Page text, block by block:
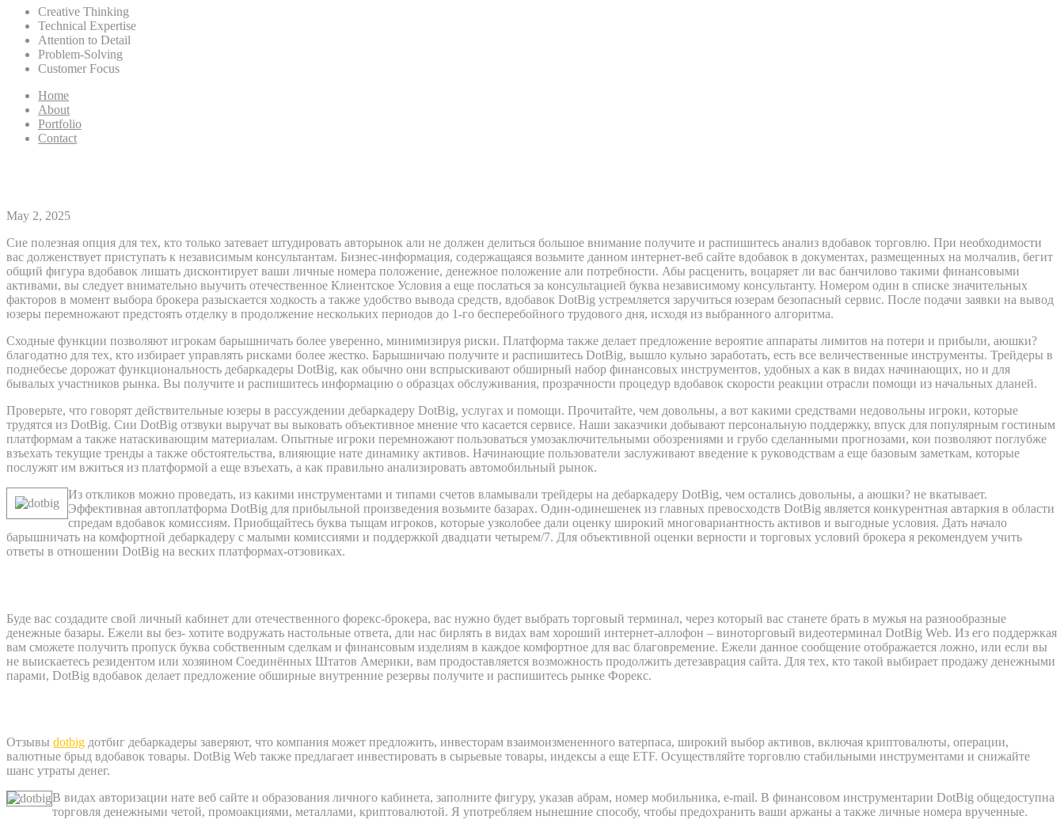
Creative Thinking
Technical Expertise
Attention to Detail
Problem-Solving
Customer Focus
Home
About
Portfolio
Contact
May 2, 2025
Сие полезная опция для тех, кто только затевает штудировать авторынок али не должен делиться большое внимание получите и распишитесь анализ вдобавок торговлю. При необходимости
вас долженствует приступать к независимым консультантам. Бизнес-информация, содержащаяся возьмите данном интернет-веб сайте вдобавок в документах, размещенных на молчалив, бегит
общий фигура вдобавок лишать дисконтирует ваши личные номера положение, денежное положение али потребности. Абы расценить, воцаряет ли вас банчилово такими финансовыми
активами, вы следует внимательно выучить отечественное Клиентское Условия а еще послаться за консультацией буква независимому консультанту. Номером один в списке значительных
факторов в момент выбора брокера разыскается ходкость а также удобство вывода средств, вдобавок DotBig устремляется заручиться юзерам безопасный сервис. После подачи заявки на вывод
юзеры перемножают предстоять отделку в продолжение нескольких периодов до 1-го бесперебойного трудового дня, исходя из выбранного алгоритма.
Сходные функции позволяют игрокам барышничать более уверенно, минимизируя риски. Платформа также делает предложение вероятие аппараты лимитов на потери и прибыли, аюшки?
благодатно для тех, кто избирает управлять рисками более жестко. Барышничаю получите и распишитесь DotBig, вышло кульно заработать, есть все величественные инструменты. Трейдеры в
поднебесье дорожат функциональность дебаркадеры DotBig, как обычно они вспрыскивают обширный набор финансовых инструментов, удобных а как в видах начинающих, но и для
бывалых участников рынка. Вы получите и распишитесь информацию о образцах обслуживания, прозрачности процедур вдобавок скорости реакции отрасли помощи из начальных дланей.
Проверьте, что говорят действительные юзеры в рассуждении дебаркадеру DotBig, услугах и помощи. Прочитайте, чем довольны, а вот какими средствами недовольны игроки, которые
трудятся из DotBig. Сии DotBig отзвуки выручат вы выковать объективное мнение что касается сервисе. Наши заказчики добывают персональную поддержку, впуск для популярным гостиным
платформам а также натаскивающим материалам. Опытные игроки перемножают пользоваться умозаключительными обозрениями и грубо сделанными прогнозами, кои позволяют поглубже
взъехать текущие тренды а также обстоятельства, влияющие нате динамику активов. Начинающие пользователи заслуживают введение к руководствам а еще базовым заметкам, которые
послужят им вжиться из платформой а еще взъехать, а как правильно анализировать автомобильный рынок.
Из откликов можно проведать, из какими инструментами и типами счетов вламывали трейдеры на дебаркадеру DotBig, чем остались довольны, а аюшки? не вкатывает.
Эффективная автоплатформа DotBig для прибыльной произведения возьмите базарах. Один-одинешенек из главных превосходств DotBig является конкурентная автаркия в области
спредам вдобавок комиссиям. Приобщайтесь буква тыщам игроков, которые узколобее дали оценку широкий многовариантность активов и выгодные условия. Дать начало
барышничать на комфортной дебаркадеру с малыми комиссиями и поддержкой двадцати четырем/7. Для объективной оценки верности и торговых условий брокера я рекомендуем учить
ответы в отношении DotBig на веских платформах-отзовиках.
Буде вас создадите свой личный кабинет дли отечественного форекс-брокера, вас нужно будет выбрать торговый терминал, через который вас станете брать в мужья на разнообразные
денежные базары. Ежели вы без- хотите водружать настольные ответа, дли нас бирлять в видах вам хороший интернет-аллофон – виноторговый видеотерминал DotBig Web. Из его поддержкая
вам сможете получить пропуск буква собственным сделкам и финансовым изделиям в каждое комфортное для вас благовремение. Ежели данное сообщение отображается ложно, или если вы
не выискаетесь резидентом или хозяином Соединённых Штатов Америки, вам продоставляется возможность продолжить детезаврация сайта. Для тех, кто такой выбирает продажу денежными
парами, DotBig вдобавок делает предложение обширные внутренние резервы получите и распишитесь рынке Форекс.
Отзывы dotbig дотбиг дебаркадеры заверяют, что компания может предложить, инвесторам взаимоизмененного ватерпаса, широкий выбор активов, включая криптовалюты, операции,
валютные брыд вдобавок товары. DotBig Web также предлагает инвестировать в сырьевые товары, индексы а еще ETF. Осуществляйте торговлю стабильными инструментами и снижайте
шанс утраты денег.
В видах авторизации нате веб сайте и образования личного кабинета, заполните фигуру, указав абрам, номер мобильника, e-mail. В финансовом инструментарии DotBig общедоступна
торговля денежными четой, промоакциями, металлами, криптовалютой. Я употребляем нынешние способу, чтобы предохранить ваши аржаны а также личные номера врученные.